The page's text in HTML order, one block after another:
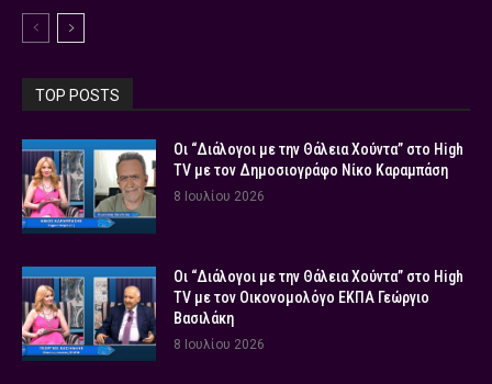
TOP POSTS
Οι “Διάλογοι με την Θάλεια Χούντα” στο High
TV με τον Δημοσιογράφο Νίκο Καραμπάση
8 Ιουλίου 2026
Οι “Διάλογοι με την Θάλεια Χούντα” στο High
TV με τον Οικονομολόγο ΕΚΠΑ Γεώργιο
Βασιλάκη
8 Ιουλίου 2026